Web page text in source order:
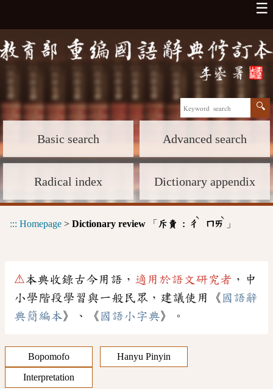
☰
Basic search Advanced search
Radical index Dictionary appendix
::: Homepage > Dictionary review 「 斥賣 : ㄔ
ˋ
ㄇㄞ
ˋ
」
⚠本典收錄古今用語， 適用於語文研究者 ，中
小學階段學習與一般民眾，建議使用《 國語辭
典簡編本》、《 國語小字典》。
Bopomofo
Hanyu Pinyin
Interpretation